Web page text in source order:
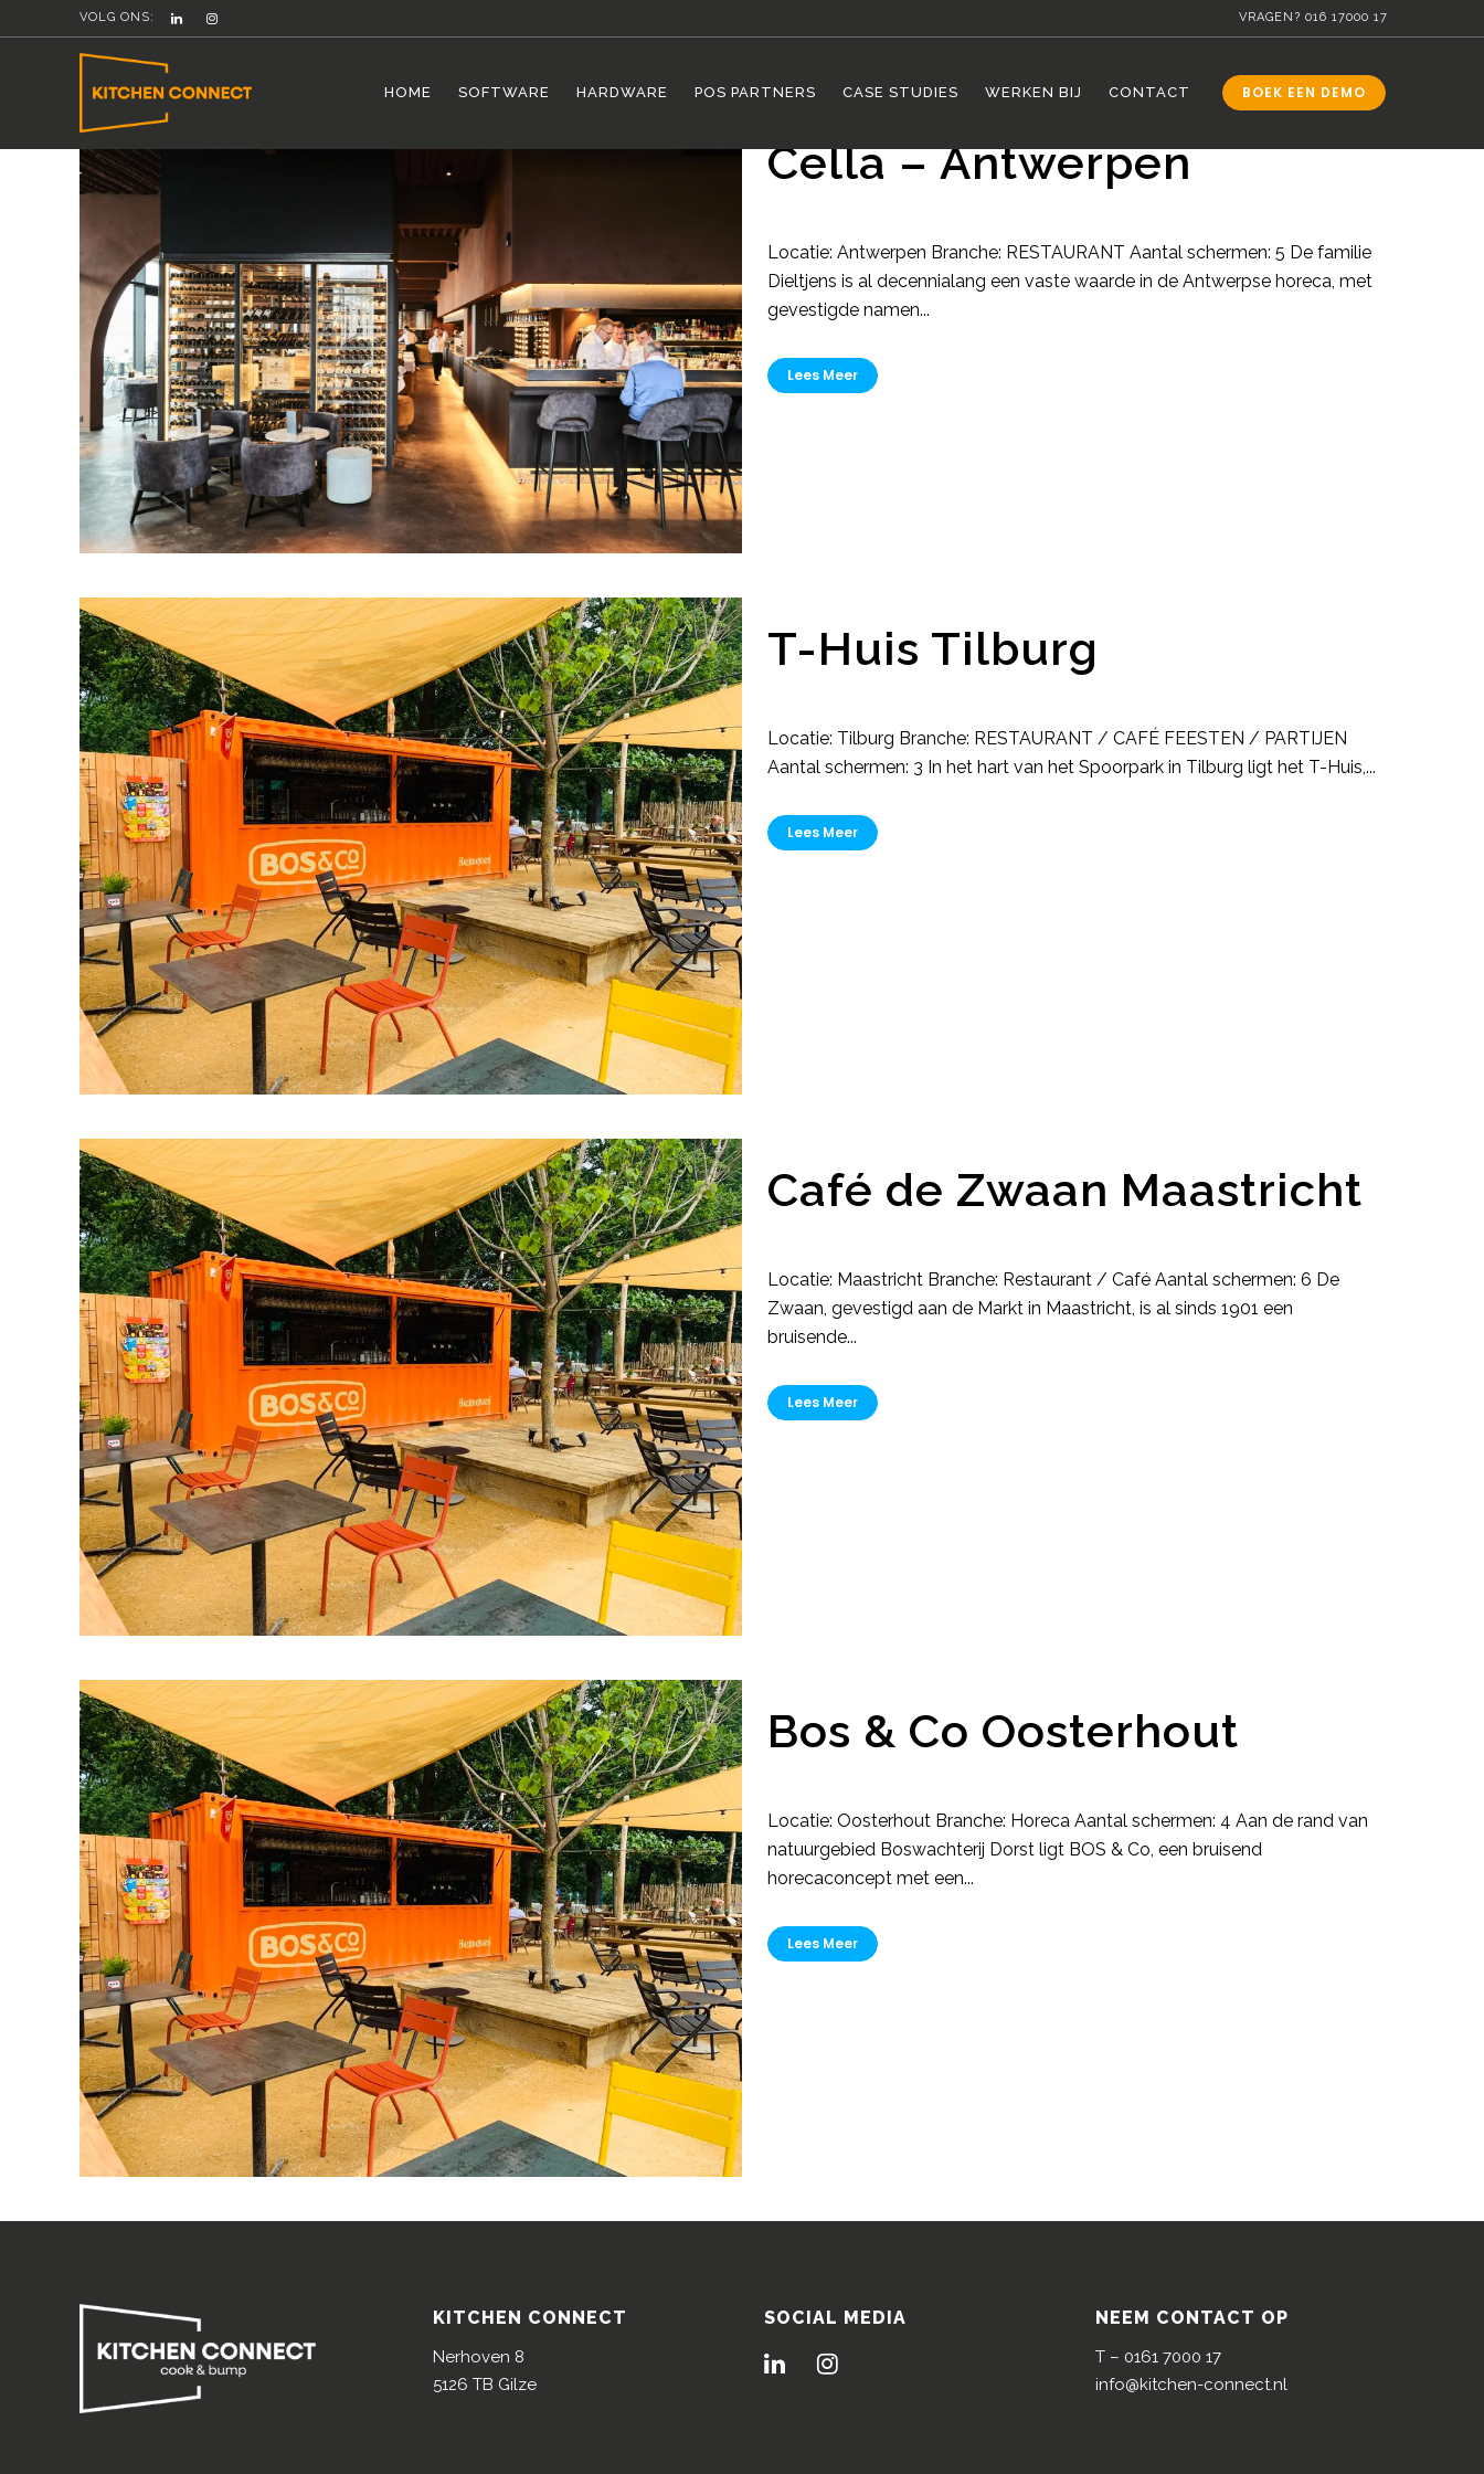
VOLG ONS: VRAGEN? 016 17000 17
BOEK EEN DEMO
HOME SOFTWARE HARDWARE POS PARTNERS CASE STUDIES WERKEN BIJ CONTACT
Cella – Antwerpen
Locatie: Antwerpen Branche: RESTAURANT Aantal schermen: 5 De familie
Dieltjens is al decennialang een vaste waarde in de Antwerpse horeca, met
gevestigde namen...
Lees Meer
T-Huis Tilburg
Locatie: Tilburg Branche: RESTAURANT / CAFÉ FEESTEN / PARTIJEN
Aantal schermen: 3 In het hart van het Spoorpark in Tilburg ligt het T-Huis,...
Lees Meer
Café de Zwaan Maastricht
Locatie: Maastricht Branche: Restaurant / Café Aantal schermen: 6 De
Zwaan, gevestigd aan de Markt in Maastricht, is al sinds 1901 een
bruisende...
Lees Meer
Bos & Co Oosterhout
Locatie: Oosterhout Branche: Horeca Aantal schermen: 4 Aan de rand van
natuurgebied Boswachterij Dorst ligt BOS & Co, een bruisend
horecaconcept met een...
Lees Meer
KITCHEN CONNECT
Nerhoven 8
5126 TB Gilze
SOCIAL MEDIA NEEM CONTACT OP
T – 0161 7000 17
info@kitchen-connect.nl